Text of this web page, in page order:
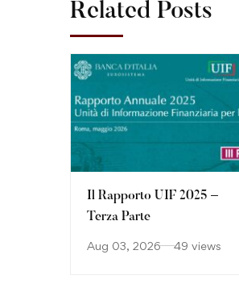
Related Posts
Il Rapporto UIF 2025 –
Terza Parte
Aug 03, 2026 49 views